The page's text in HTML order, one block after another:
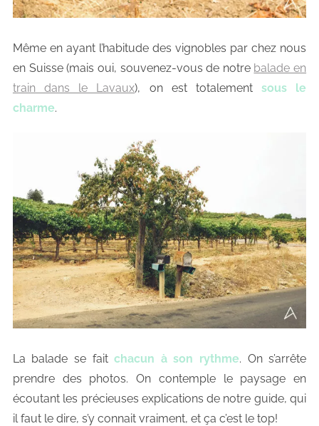
Même en ayant l’habitude des vignobles par chez nous
en Suisse (mais oui, souvenez-vous de notre balade en
train dans le Lavaux), on est totalement sous le
charme.
La balade se faitchacun à son rythme. On s’arrête
prendre des photos. On contemple le paysage en
écoutant les précieuses explications de notre guide, qui
il faut le dire, s’y connait vraiment, et ça c’est le top!